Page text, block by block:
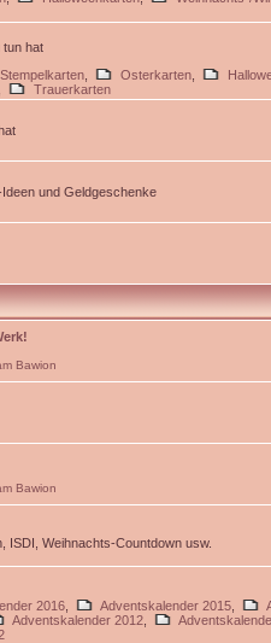
tun hat
Osterkarten
Trauerkarten
und Geldgeschenke
Bawion
Bawion
ISDI, Weihnachts-Countdown usw.
2016 Adventskalender 2015
Adventskalender 2012